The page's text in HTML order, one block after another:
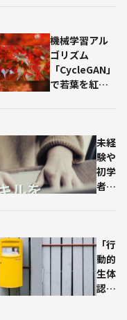
僕らの
役割」
機械学習アル
ゴリズム
「CycleGAN」
で若葉を紅葉
未経
験や
初学
者で
ング
やAI
スキ
ルを
「行
動的
生体
認